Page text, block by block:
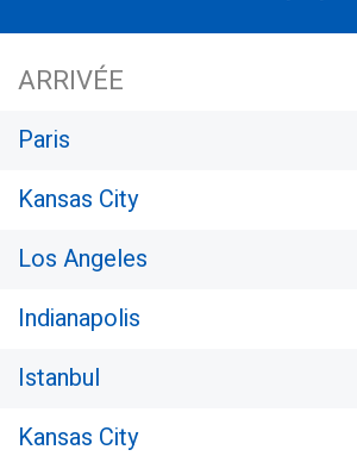
ARRIVÉE
Paris
Kansas City
Los Angeles
Indianapolis
Istanbul
Kansas City